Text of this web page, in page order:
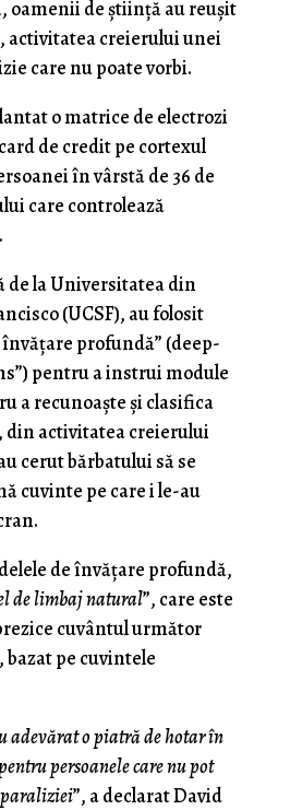
oamenii de știință au reușit
activitatea creierului unei
care nu poate vorbi.
o matrice de electrozi
de credit pe cortexul
în vârstă de 36 de
care controlează
de la Universitatea din
(UCSF), au folosit
profundă” (deep-
pentru a instrui module
a recunoaște și clasifica
activitatea creierului
cerut bărbatului să se
cuvinte pe care i le-au
de învățare profundă,
de limbaj natural”, care este
cuvântul următor
pe cuvintele
adevărat o piatră de hotar în
persoanele care nu pot
”, a declarat David